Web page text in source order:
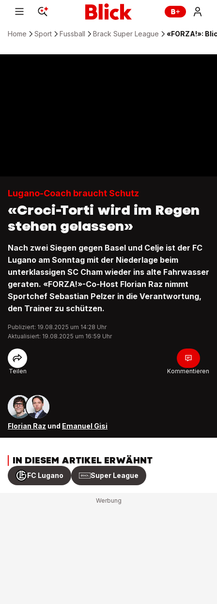
Home Sport Fussball Brack Super League «FORZA!»:
Lugano-Coach braucht Schutz
«Croci-Torti wird im Regen
stehen gelassen»
Nach zwei Siegen gegen Basel und Celje ist der FC
Lugano am Sonntag mit der Niederlage beim
unterklassigen SC Cham wieder ins alte Fahrwasser
geraten. «FORZA!»-Co-Host Florian Raz nimmt
Sportchef Sebastian Pelzer in die Verantwortung,
den Trainer zu schützen.
Publiziert: 19.08.2025 um 14:28 Uhr
Aktualisiert: 19.08.2025 um 16:59 Uhr
Teilen Kommentieren
Florian Raz und Emanuel Gisi
IN DIESEM ARTIKEL ERWÄHNT
FC Lugano Super League